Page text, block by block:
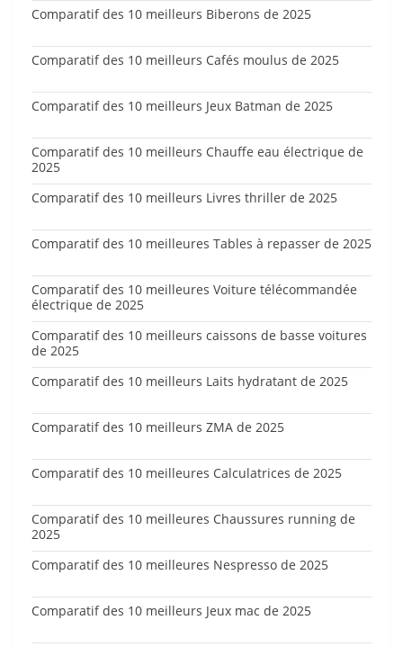
Comparatif des 10 meilleurs Biberons de 2025
Comparatif des 10 meilleurs Cafés moulus de 2025
Comparatif des 10 meilleurs Jeux Batman de 2025
Comparatif des 10 meilleurs Chauffe eau électrique de
2025
Comparatif des 10 meilleurs Livres thriller de 2025
Comparatif des 10 meilleures Tables à repasser de 2025
Comparatif des 10 meilleures Voiture télécommandée
électrique de 2025
Comparatif des 10 meilleurs caissons de basse voitures
de 2025
Comparatif des 10 meilleurs Laits hydratant de 2025
Comparatif des 10 meilleurs ZMA de 2025
Comparatif des 10 meilleures Calculatrices de 2025
Comparatif des 10 meilleures Chaussures running de
2025
Comparatif des 10 meilleures Nespresso de 2025
Comparatif des 10 meilleurs Jeux mac de 2025